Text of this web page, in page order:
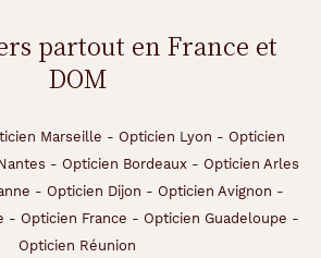
partout en France et
DOM
Marseille - Opticien Lyon - Opticien
- Opticien Bordeaux- Opticien Arles
- Opticien Dijon - Opticien Avignon -
- Opticien France - Opticien Guadeloupe -
Opticien Réunion